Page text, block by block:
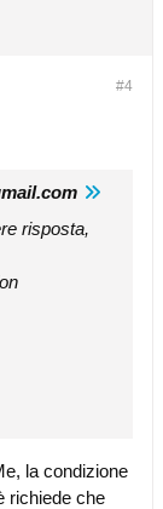
#4
risposta,
la condizione
richiede che